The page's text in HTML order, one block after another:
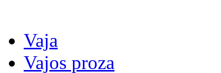
Vaja
Vajos proza